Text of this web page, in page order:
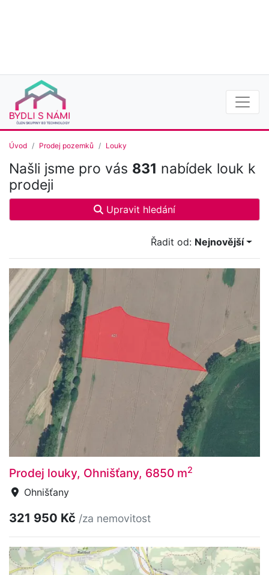
Úvod Prodej pozemků Louky
Našli jsme pro vás 831 nabídek louk k
prodeji
Upravit hledání
Řadit od: Nejnovější
Prodej louky, Ohnišťany, 6850 m2
Ohnišťany
321 950 Kč /za nemovitost